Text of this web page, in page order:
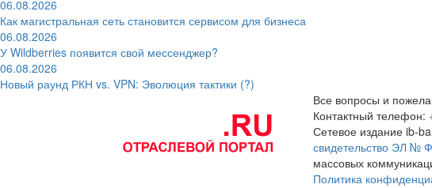
06.08.2026
Как магистральная сеть становится сервисом для бизнеса
06.08.2026
У Wildberries появится свой мессенджер?
06.08.2026
Новый раунд РКН vs. VPN: Эволюция тактики (?)
Все вопросы и
Контактный телефон:
Сетевое издание ib-
свидетельство ЭЛ №
массовых
Политика